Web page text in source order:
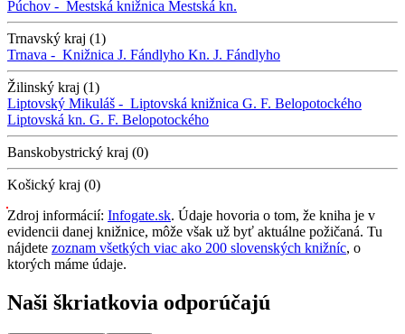
Púchov - Mestská knižnica Mestská kn.
Trnavský kraj (1)
Trnava - Knižnica J. Fándlyho Kn. J. Fándlyho
Žilinský kraj (1)
Liptovský Mikuláš - Liptovská knižnica G. F. Belopotockého
Liptovská kn. G. F. Belopotockého
Banskobystrický kraj (0)
Košický kraj (0)
Zdroj informácií: Infogate.sk. Údaje hovoria o tom, že kniha je v
evidencii danej knižnice, môže však už byť aktuálne požičaná. Tu
nájdete zoznam všetkých viac ako 200 slovenských knižníc, o
ktorých máme údaje.
Naši škriatkovia odporúčajú